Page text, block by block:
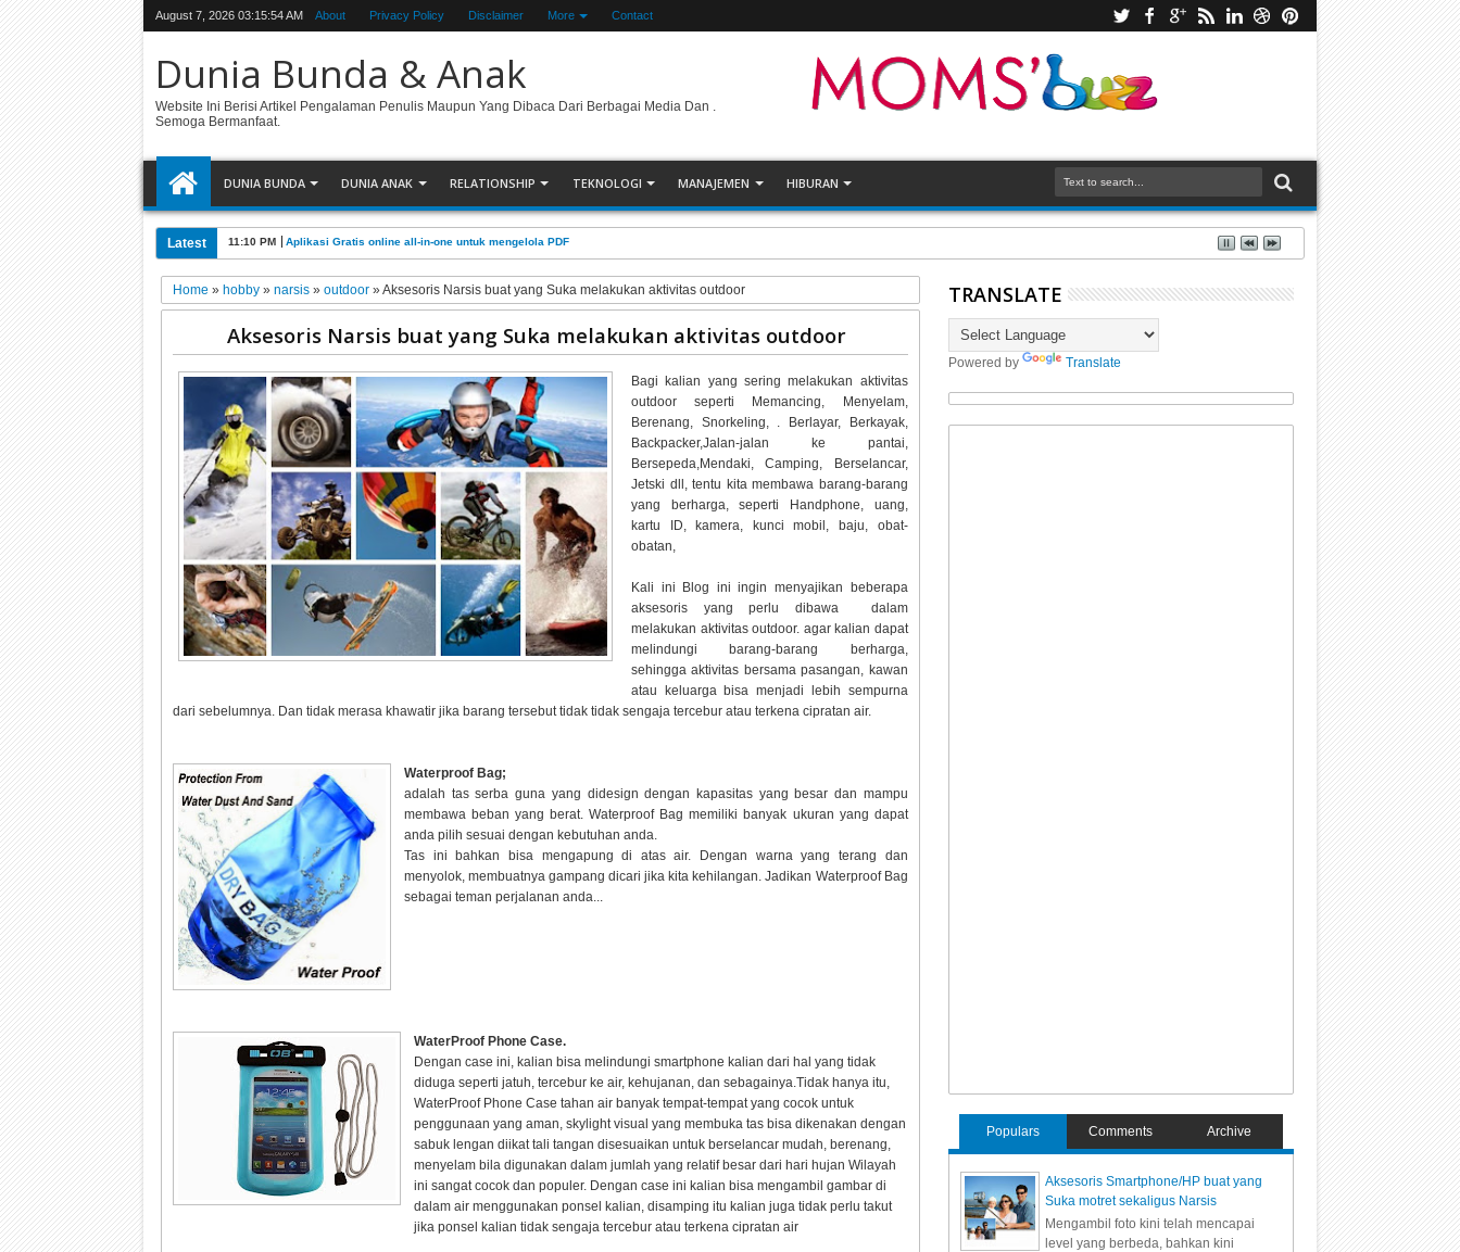
August 7, 2026 03:15:55 AM About Privacy Policy Disclaimer More Contact
Dunia Bunda & Anak
Website Ini Berisi Artikel Pengalaman Penulis Maupun Yang Dibaca Dari Berbagai Media Dan .
Semoga Bermanfaat.
DUNIA BUNDA DUNIA ANAK RELATIONSHIP TEKNOLOGI MANAJEMEN HIBURAN
Latest 11:10 PM Aplikasi Gratis online all-in-one untuk mengelola PDF
Home» hobby»narsis»outdoor»Aksesoris Narsis buat yang Suka melakukan aktivitas outdoor
Aksesoris Narsis buat yang Suka melakukan aktivitas outdoor
Bagi kalian yang sering melakukan aktivitas
outdoor seperti Memancing, Menyelam,
Berenang, Snorkeling, . Berlayar, Berkayak,
Backpacker,Jalan-jalan ke pantai,
Bersepeda,Mendaki, Camping, Berselancar,
Jetski dll, tentu kita membawa barang-barang
yang berharga, seperti Handphone, uang,
kartu ID, kamera, kunci mobil, baju, obat-
obatan,
Kali ini Blog ini ingin menyajikan beberapa
aksesoris yang perlu dibawa dalam
melakukan aktivitas outdoor. agar kalian dapat
melindungi barang-barang berharga,
sehingga aktivitas bersama pasangan, kawan
atau keluarga bisa menjadi lebih sempurna
dari sebelumnya. Dan tidak merasa khawatir jika barang tersebut tidak tidak sengaja tercebur atau terkena cipratan air.
Waterproof Bag;
adalah tas serba guna yang didesign dengan kapasitas yang besar dan mampu
membawa beban yang berat. Waterproof Bag memiliki banyak ukuran yang dapat
anda pilih sesuai dengan kebutuhan anda.
Tas ini bahkan bisa mengapung di atas air. Dengan warna yang terang dan
menyolok, membuatnya gampang dicari jika kita kehilangan. Jadikan Waterproof Bag
sebagai teman perjalanan anda...
WaterProof Phone Case.
Dengan case ini, kalian bisa melindungi smartphone kalian dari hal yang tidak
diduga seperti jatuh, tercebur ke air, kehujanan, dan sebagainya.Tidak hanya itu,
WaterProof Phone Case tahan air banyak tempat-tempat yang cocok untuk
penggunaan yang aman, skylight visual yang membuka tas bisa dikenakan dengan
sabuk lengan diikat tali tangan disesuaikan untuk berselancar mudah, berenang,
menyelam bila digunakan dalam jumlah yang relatif besar dari hari hujan Wilayah
ini sangat cocok dan populer. Dengan case ini kalian bisa mengambil gambar di
dalam air menggunakan ponsel kalian, disamping itu kalian juga tidak perlu takut
jika ponsel kalian tidak sengaja tercebur atau terkena cipratan air
TRANSLATE
Powered by Translate
Populars Comments Archive
Aksesoris Smartphone/HP buat yang
Suka motret sekaligus Narsis
Mengambil foto kini telah mencapai
level yang berbeda, bahkan kini